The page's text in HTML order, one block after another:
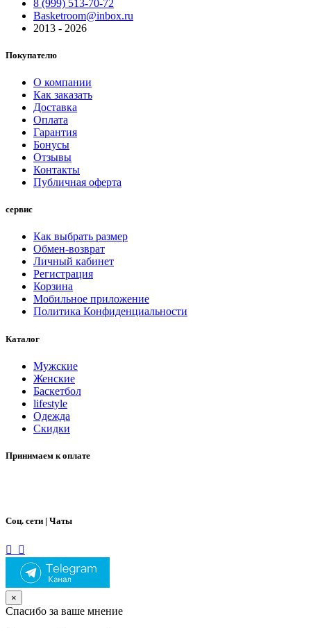
8 (999) 513-70-72
Basketroom@inbox.ru
2013 - 2026
Покупателю
О компании
Как заказать
Доставка
Оплата
Гарантия
Бонусы
Отзывы
Контакты
Публичная оферта
сервис
Как выбрать размер
Обмен-возврат
Личный кабинет
Регистрация
Корзина
Мобильное приложение
Политика Конфиденциальности
Каталог
Мужские
Женские
Баскетбол
lifestyle
Одежда
Скидки
Принимаем к оплате
Соц. сети | Чаты
×
Спасибо за ваше мнение